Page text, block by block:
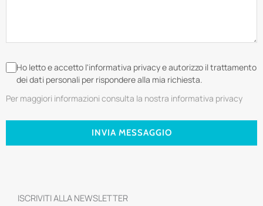
Ho letto e accetto l'informativa privacy e autorizzo il trattamento
dei dati personali per rispondere alla mia richiesta.
Per maggiori informazioni consulta la nostra informativa privacy
INVIA MESSAGGIO
ISCRIVITI ALLA NEWSLETTER